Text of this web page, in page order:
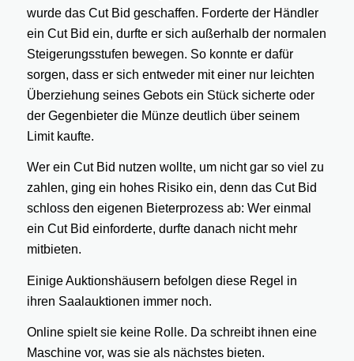
wurde das Cut Bid geschaffen. Forderte der Händler
ein Cut Bid ein, durfte er sich außerhalb der normalen
Steigerungsstufen bewegen. So konnte er dafür
sorgen, dass er sich entweder mit einer nur leichten
Überziehung seines Gebots ein Stück sicherte oder
der Gegenbieter die Münze deutlich über seinem
Limit kaufte.
Wer ein Cut Bid nutzen wollte, um nicht gar so viel zu
zahlen, ging ein hohes Risiko ein, denn das Cut Bid
schloss den eigenen Bieterprozess ab: Wer einmal
ein Cut Bid einforderte, durfte danach nicht mehr
mitbieten.
Einige Auktionshäusern befolgen diese Regel in
ihren Saalauktionen immer noch.
Online spielt sie keine Rolle. Da schreibt ihnen eine
Maschine vor, was sie als nächstes bieten.